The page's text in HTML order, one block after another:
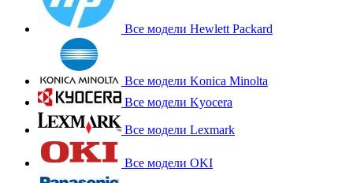
Все модели Hewlett Packard
Все модели Konica Minolta
Все модели Kyocera
Все модели Lexmark
Все модели OKI